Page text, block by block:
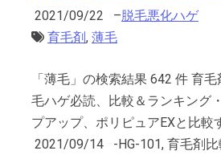
2021/09/22 –脱毛悪化ハゲ
育毛剤, 薄毛
「薄毛」の検索結果 642 件 育
毛ハゲ必読、比較＆ランキング
プアップ、ポリピュアEXと比較
2021/09/14 -HG-101, 育毛剤比